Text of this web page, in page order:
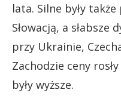
lata. Silne były
Słowacją, a
przy Ukrainie,
Zachodzie ceny
były wyższe.